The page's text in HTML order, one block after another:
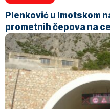
Plenković u Imotskom
prometnih čepova na